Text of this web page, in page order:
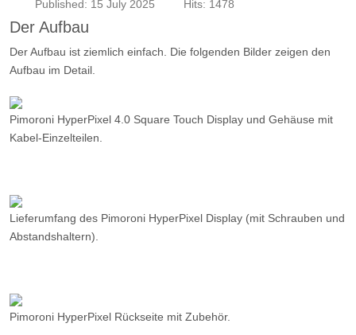
Kabel-Einzelteilen.
Lieferumfang des Pimoroni HyperPixel Display (mit Schrauben und
Pimoroni HyperPixel Rückseite mit Zubehör.
Gehäuseteile Frontansicht.